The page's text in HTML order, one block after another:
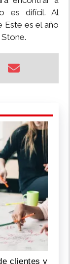
es difícil. Al
Este es el año
clientes y